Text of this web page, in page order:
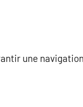
une navigation